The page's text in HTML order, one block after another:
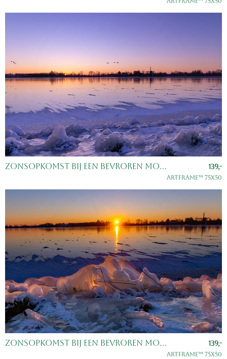
Zonsopkomst bij een bevroren Molenplas in Haarlem 139,-
ArtFrame™ 75x50
Zonsopkomst bij een bevroren Molenplas in Haarlem 139,-
ArtFrame™ 75x50